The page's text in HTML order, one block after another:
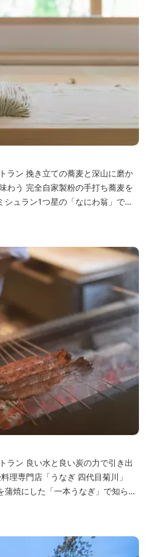
山に磨か
ち蕎麦を
ュラン1つ星の「なにわ翁」で研
「そば切り石垣」。 翁伝統の完全
、蕎麦と酒をシンプルに楽しむ店
りを存分に引き出す、湯の山温泉の
で引き出
焼にした「一本うなぎ」で知られ
厳選し、皮をパリッと焼き上げて
沢な食感を実現。 鮮度抜群の鰻を
を供します。素材から炭まで、鰻の